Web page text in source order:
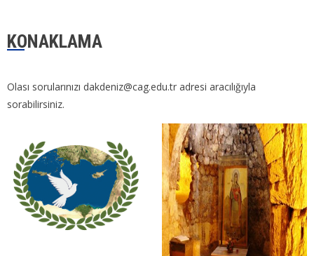
KONAKLAMA
Olası sorularınızı dakdeniz@cag.edu.tr adresi aracılığıyla
sorabilirsiniz.